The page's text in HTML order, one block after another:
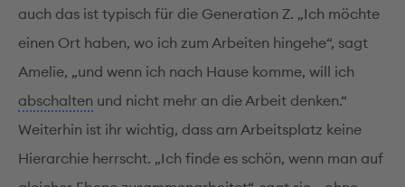
auch das ist typisch für die Generation Z. „Ich möchte
einen Ort haben, wo ich zum Arbeiten hingehe“, sagt
Amelie, „und wenn ich nach Hause komme, will ich
abschalten und nicht mehr an die Arbeit denken.“
Weiterhin ist ihr wichtig, dass am Arbeitsplatz keine
Hierarchie herrscht. „Ich finde es schön, wenn man auf